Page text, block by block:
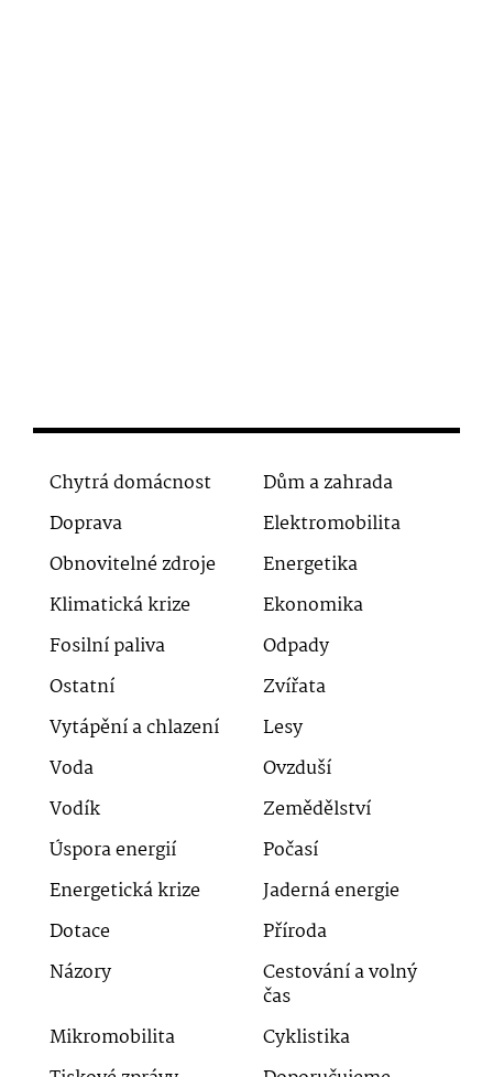
Chytrá domácnost
Dům a zahrada
Doprava
Elektromobilita
Obnovitelné zdroje
Energetika
Klimatická krize
Ekonomika
Fosilní paliva
Odpady
Ostatní
Zvířata
Vytápění a chlazení
Lesy
Voda
Ovzduší
Vodík
Zemědělství
Úspora energií
Počasí
Energetická krize
Jaderná energie
Dotace
Příroda
Názory
Cestování a volný
čas
Mikromobilita
Cyklistika